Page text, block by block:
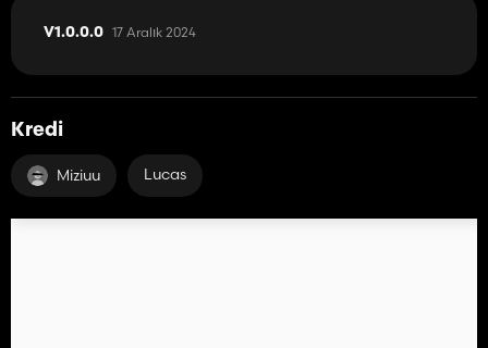
V1.0.0.0 17 Aralık 2024
Kredi
Miziuu Lucas